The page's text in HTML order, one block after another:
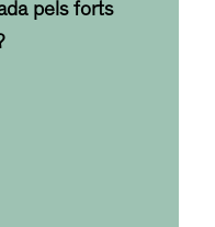
pels forts